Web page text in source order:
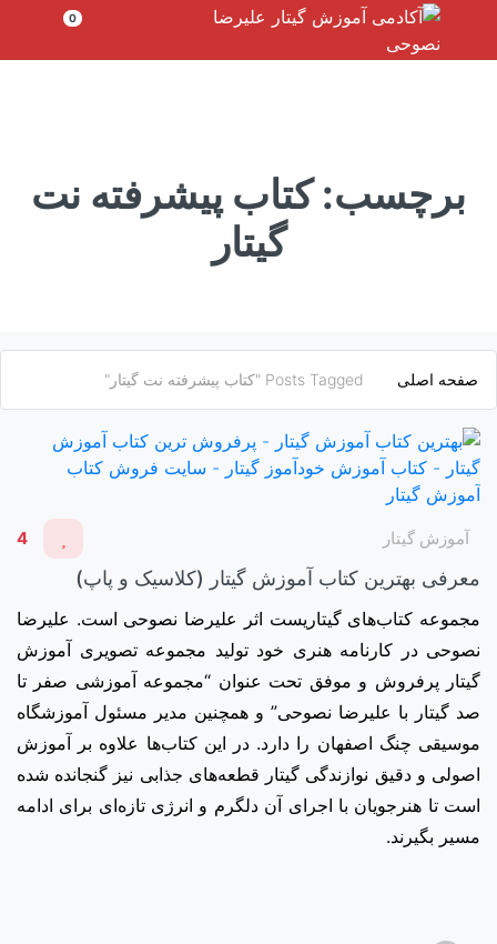
محتوا
0
برچسب:کتاب پیشرفته نت
گیتار
صفحه اصلی Posts Tagged "کتاب پیشرفته نت گیتار"
آموزش گیتار 4
معرفی بهترین کتاب‌ آموزش گیتار (کلاسیک و پاپ)
مجموعه کتاب‌های گیتاریست اثر علیرضا نصوحی است. علیرضا
نصوحی در کارنامه هنری خود تولید مجموعه تصویری آموزش
گیتار پرفروش و موفق تحت عنوان “مجموعه آموزشی صفر تا
صد گیتار با علیرضا نصوحی” و همچنین مدیر مسئول آموزشگاه
موسیقی چنگ اصفهان را دارد. در این کتاب‌ها علاوه بر آموزش
اصولی و دقیق نوازندگی گیتار قطعه‌های جذابی نیز گنجانده شده
است تا هنرجویان با اجرای آن دلگرم و انرژی تازه‌ای برای ادامه
مسیر بگیرند.